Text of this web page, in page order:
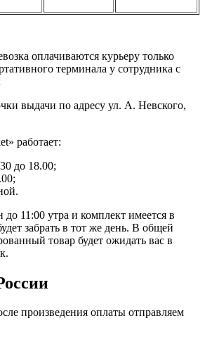
оплачиваются курьеру только
терминала у сотрудника с
выдачи по адресу ул. А. Невского,
работает:
до 18.00;
до 11:00 утра и комплект имеется в
забрать в тот же день. В общей
товар будет ожидать вас в
произведения оплаты отправляем